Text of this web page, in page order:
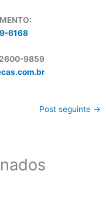
6168
2600-9859
Post seguinte →